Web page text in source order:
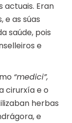
actuais. Eran
as súas
saúde, pois
e
“medici”,
cirurxía e o
herbas
e